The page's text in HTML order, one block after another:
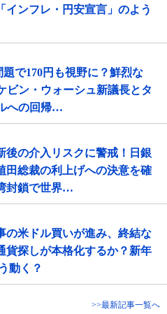
インフレ・円安宣言」のよう
で170円も視野に？鮮烈な
ビン・ウォーシュ新議長とタ
への回帰…
後の介入リスクに警戒！日銀
田総裁の利上げへの決意を確
封鎖で世界…
の米ドル買いが進み、終結な
貨探しが本格化するか？新年
動く？
>>最新記事一覧へ